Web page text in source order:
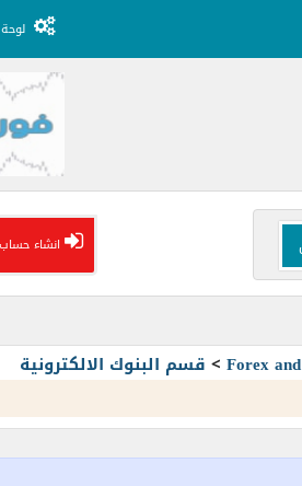
انشاء
> قسم البنوك الالكترونية